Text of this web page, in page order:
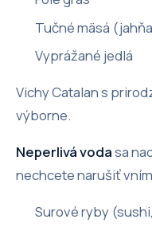
Tučné mäsá
Vyprážané jedlá
Vichy Catalan s
výborne.
Neperlivá vodasa
nechcete narušiť
Surové ryby